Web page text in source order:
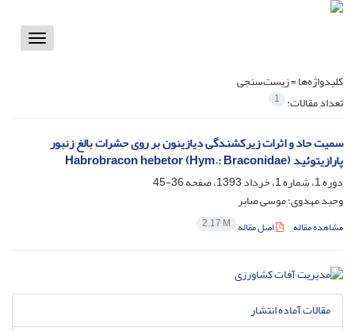
Toggle
کلیدواژه‌ها =زیست‌سنجی
تعداد مقالات: 1
سمیت حاد و اثرات زیرکشندگی دیازینون بر روی حشرات بالغ زنبور
پارازیتوئید (Habrobracon hebetor (Hym.: Braconidae
دوره 1، شماره 1، خرداد 1393، صفحه
36-45
وحید مهدوی؛ موسی صابر
مشاهده مقاله اصل مقاله 2.17 M
مقالات آماده انتشار